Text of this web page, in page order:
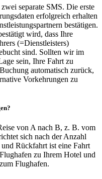
separate SMS. Die erste
erfolgreich erhalten
bestätigen.
wird, dass Ihre
(=Dienstleisters)
sind. Sollten wir im
sein, Ihre Fahrt zu
automatisch zurück,
Vorkehrungen zu
von A nach B, z. B. vom
sich nach der Anzahl
Rückfahrt ist eine Fahrt
zu Ihrem Hotel und
Flughafen.